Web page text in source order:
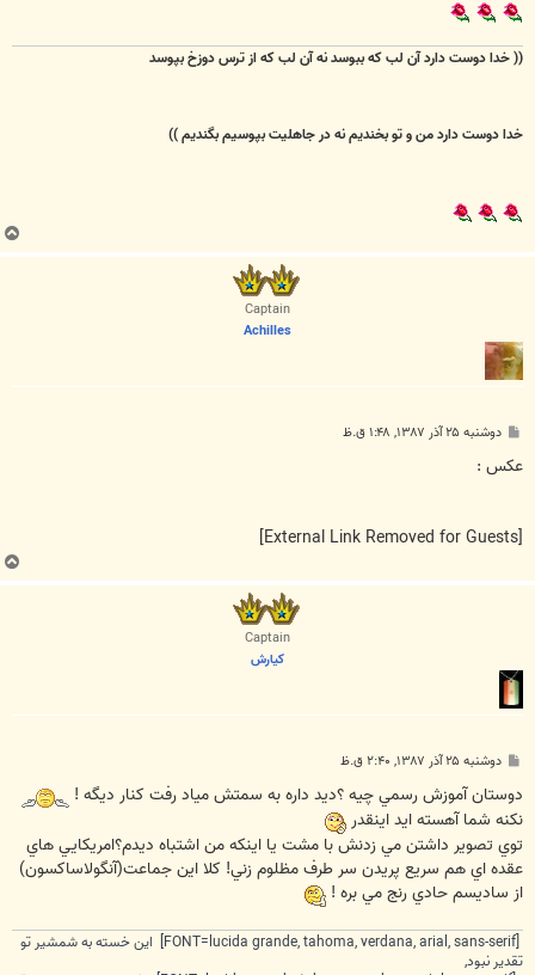
(( خدا دوست دارد آن لب که ببوسدنه آن لب که از ترس دوزخ بپوسد
خدا دوست دارد من و تو بخندیمنه در جاهلیت بپوسیم بگندیم ))
ب
ا
Captain
Achilles
پ
ت
دوشنبه ۲۵ آذر ۱۳۸۷, ۱:۴۸ ق.ظ
عکس :
ب
ا
Captain
كيارش
پ
ت
دوشنبه ۲۵ آذر ۱۳۸۷, ۲:۴۰ ق.ظ
دوستان آموزش رسمي چيه ؟‌ديد داره به سمتش مياد رفت كنار ديگه !
نكنه شما آهسته ايد اينقدر
توي تصوير داشتن مي زدنش با مشت يا اينكه من اشتباه ديدم؟امريكايي هاي
عقده اي هم سريع پريدن سر طرف مظلوم زني! كلا اين جماعت(آنگولاساكسون)
از ساديسم حادي رنج مي بره !‌
[FONT=lucida grande, tahoma, verdana, arial, sans-serif] این خسته به شمشیر تو
تقدیر نبود,